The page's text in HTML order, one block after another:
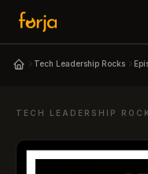
Tech Leadership Rocks
TECH LEADERSHIP
↑↓ navegar ↵ abrir ESC